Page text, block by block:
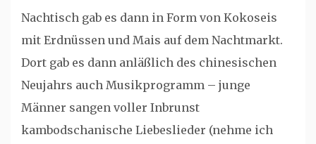
Nachtisch gab es dann in Form von Kokoseis
mit Erdnüssen und Mais auf dem Nachtmarkt.
Dort gab es dann anläßlich des chinesischen
Neujahrs auch Musikprogramm – junge
Männer sangen voller Inbrunst
kambodschanische Liebeslieder (nehme ich